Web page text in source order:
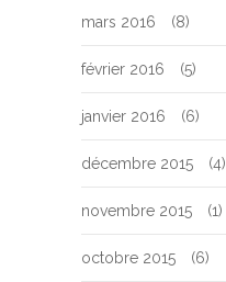
mars 2016 (8)
février 2016 (5)
janvier 2016 (6)
décembre 2015 (4)
novembre 2015 (1)
octobre 2015 (6)